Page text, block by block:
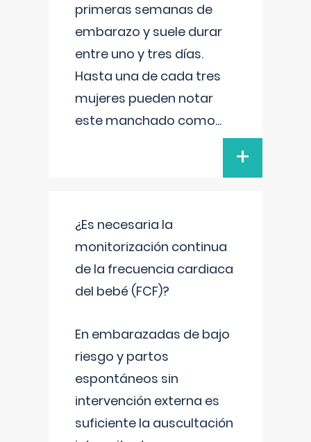
primeras semanas de
embarazo y suele durar
entre uno y tres días.
Hasta una de cada tres
mujeres pueden notar
este manchado como...
+
¿Es necesaria la
monitorización continua
de la frecuencia cardiaca
del bebé (FCF)?
En embarazadas de bajo
riesgo y partos
espontáneos sin
intervención externa es
suficiente la auscultación